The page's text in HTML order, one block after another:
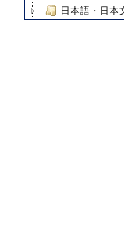
日本語・日本
デジタルメ
グローバル
慶應義塾大
博士課程教